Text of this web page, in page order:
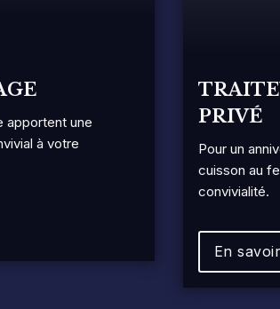
apportent une
à votre
PRIVÉ
Pour un
cuisson au
convivialité.
En